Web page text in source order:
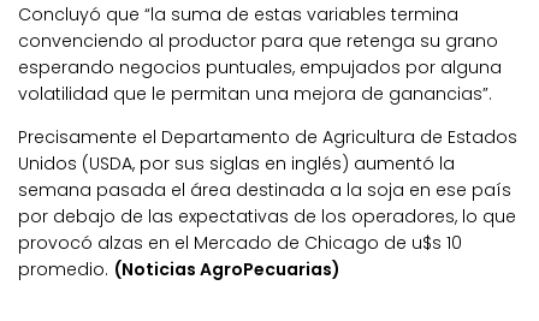
Concluyó que “la suma de estas variables termina
convenciendo al productor para que retenga su grano
esperando negocios puntuales, empujados por alguna
volatilidad que le permitan una mejora de ganancias”.
Precisamente el Departamento de Agricultura de Estados
Unidos (USDA, por sus siglas en inglés) aumentó la
semana pasada el área destinada a la soja en ese país
por debajo de las expectativas de los operadores, lo que
provocó alzas en el Mercado de Chicago de u$s 10
promedio. (Noticias AgroPecuarias)